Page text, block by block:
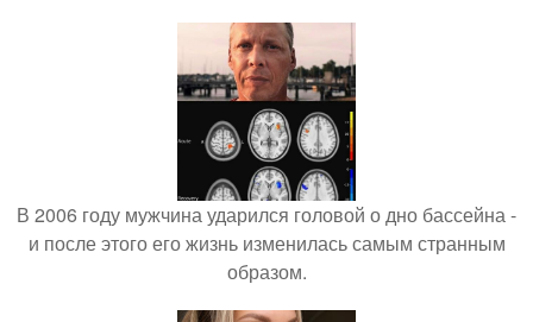
В 2006 году мужчина ударился головой о дно бассейна -
и после этого его жизнь изменилась самым странным
образом.